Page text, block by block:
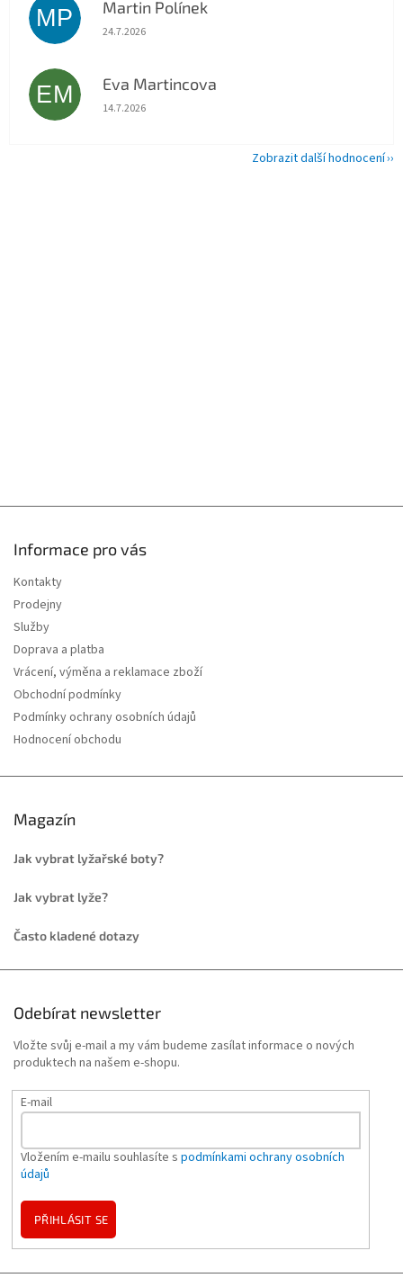
MP Martin Polínek
Hodnocení obchodu je 5 z 5 hvězdiček.
24.7.2026
EM Eva Martincova
Hodnocení obchodu je 5 z 5 hvězdiček.
14.7.2026
Zobrazit další hodnocení
Informace pro vás
Kontakty
Prodejny
Služby
Doprava a platba
Vrácení, výměna a reklamace zboží
Obchodní podmínky
Podmínky ochrany osobních údajů
Hodnocení obchodu
Magazín
Jak vybrat lyžařské boty?
Jak vybrat lyže?
Často kladené dotazy
Odebírat newsletter
Vložte svůj e-mail a my vám budeme zasílat informace o nových
produktech na našem e-shopu.
E-mail
Vložením e-mailu souhlasíte s podmínkami ochrany osobních
údajů
PŘIHLÁSIT SE